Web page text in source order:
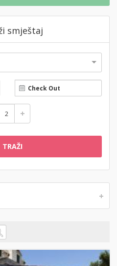
smještaj
TRAŽI